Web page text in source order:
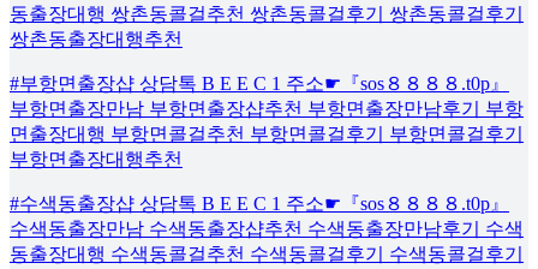
동출장대행 쌍촌동콜걸추천 쌍촌동콜걸후기 쌍촌동콜걸후기
쌍촌동출장대행추천
#부항면출장샵 상담톡 B E E C 1 주소☛『sos８８８８.t0p』
부항면출장만남 부항면출장샵추천 부항면출장만남후기 부항
면출장대행 부항면콜걸추천 부항면콜걸후기 부항면콜걸후기
부항면출장대행추천
#수색동출장샵 상담톡 B E E C 1 주소☛『sos８８８８.t0p』
수색동출장만남 수색동출장샵추천 수색동출장만남후기 수색
동출장대행 수색동콜걸추천 수색동콜걸후기 수색동콜걸후기